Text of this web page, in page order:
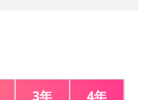
3年 4年